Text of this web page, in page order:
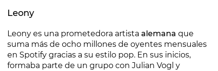
Leony
Leony es una prometedora artista alemana que
suma más de ocho millones de oyentes mensuales
en Spotify gracias a su estilo pop. En sus inicios,
formaba parte de un grupo con Julian Vogl y